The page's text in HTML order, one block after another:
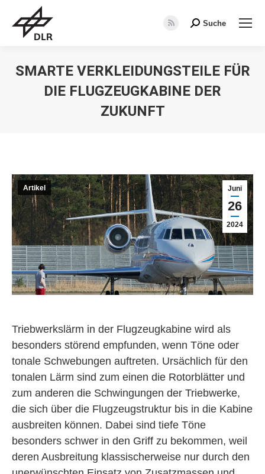
RSS
in
new
Search:
Suche
SMARTE VERKLEIDUNGSTEILE FÜR
DIE FLUGZEUGKABINE DER
ZUKUNFT
Juni
26
2024
Artikel
Triebwerkslärm in der Flugzeugkabine wird als
besonders störend empfunden, wenn Töne oder
tonale Schwebungen auftreten. Ursächlich für den
tonalen Lärm sind zum einen die Rotorblätter und
zum anderen die Schwingungen der Triebwerke,
die sich über die Flugzeugstruktur bis in die Kabine
ausbreiten können. Dabei sind tiefe Töne
besonders schwer in den Griff zu bekommen, weil
deren Ausbreitung klassischerweise nur durch den